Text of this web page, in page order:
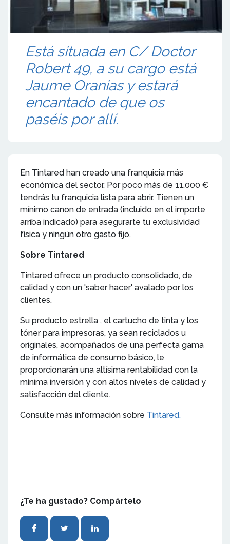
Está situada en C/ Doctor
Robert 49, a su cargo está
Jaume Oranias y estará
encantado de que os
paséis por allí.
En Tintared han creado una franquicia más
económica del sector. Por poco más de 11.000 €
tendrás tu franquicia lista para abrir. Tienen un
mínimo canon de entrada (incluido en el importe
arriba indicado) para asegurarte tu exclusividad
física y ningún otro gasto fijo.
Sobre Tintared
Tintared ofrece un producto consolidado, de
calidad y con un 'saber hacer' avalado por los
clientes.
Su producto estrella , el cartucho de tinta y los
tóner para impresoras, ya sean reciclados u
originales, acompañados de una perfecta gama
de informática de consumo básico, le
proporcionarán una altísima rentabilidad con la
mínima inversión y con altos niveles de calidad y
satisfacción del cliente.
Consulte más información sobre Tintared.
¿Te ha gustado? Compártelo